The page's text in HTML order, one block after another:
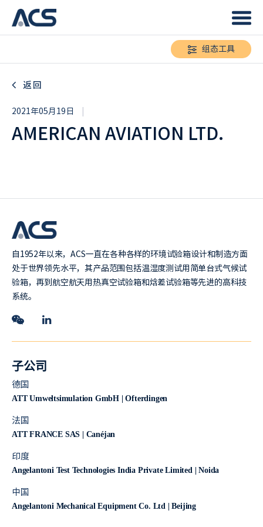
组态工具
返回
2021年05月19日
AMERICAN AVIATION LTD.
自1952年以来，ACS一直在各种各样的环境试验箱设计和制造方面
处于世界领先水平，其产品范围包括温湿度测试用简单台式气候试
验箱，再到航空航天用热真空试验箱和焓差试验箱等先进的高科技
系统。
子公司
德国
ATT Umweltsimulation GmbH | Ofterdingen
法国
ATT FRANCE SAS | Canéjan
印度
Angelantoni Test Technologies India Private Limited | Noida
中国
Angelantoni Mechanical Equipment Co. Ltd | Beijing